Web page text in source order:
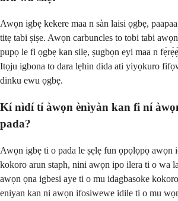
Awọn igbẹ kekere maa n sàn laisi ọgbẹ,
titẹ tabi ṣiṣe. Awọn carbuncles to tobi tabi
pupọ le fi ọgbẹ kan silẹ, ṣugbọn eyi maa n
Itọju igbona to dara lẹhin dida ati yiyọkuro
dinku ewu ọgbẹ.
Kí nìdí tí àwọn ènìyàn kan fi ní
pada?
Awọn igbẹ ti o pada le ṣẹlẹ fun ọpọlọpọ awọn
kokoro arun staph, nini awọn ipo ilera ti o wa
awọn ọna igbesi aye ti o mu idagbasoke
eniyan kan ni awọn ifosiwewe idile ti o mu